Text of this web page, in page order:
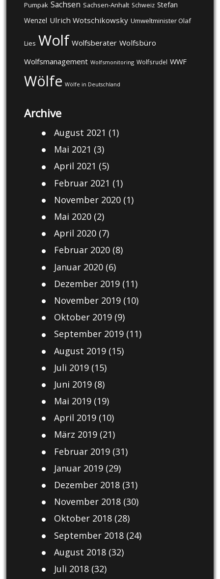
Pumpak Sachsen Sachsen-Anhalt Schweiz Stefan
Wenzel Ulrich Wotschikowsky Umweltminister Olaf
Lies Wolf Wolfsberater Wolfsbüro
Wolfsmanagement Wolfsmonitoring Wolfsrudel WWF
Wölfe Wölfe in Deutschland
Archive
August 2021 (1)
Mai 2021 (3)
April 2021 (5)
Februar 2021 (1)
November 2020(1)
Mai 2020(2)
April 2020(7)
Februar 2020(8)
Januar 2020(6)
Dezember 2019(11)
November 2019(10)
Oktober 2019(9)
September 2019(11)
August 2019(15)
Juli 2019(15)
Juni 2019(8)
Mai 2019(19)
April 2019(10)
März 2019(21)
Februar 2019(31)
Januar 2019(29)
Dezember 2018(31)
November 2018(30)
Oktober 2018(28)
September 2018(24)
August 2018(32)
Juli 2018(32)